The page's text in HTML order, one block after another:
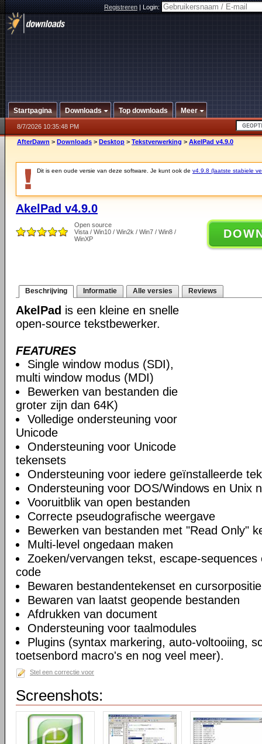
Registreren|Login:
Startpagina Downloads Top downloads Meer
8/7/2026 10:35:48 PM
AfterDawn > Downloads > Desktop > Tekstverwerking > AkelPad v4.9.0
Dit is een oude versie van deze software. Je kunt ook de v4.9.8 (laatste stabiele
AkelPad v4.9.0
Open source
Vista / Win10 / Win2k / Win7 / Win8 /
WinXP
Beschrijving Informatie Alle versies Reviews
AkelPad is een kleine en snelle
open-source tekstbewerker.
FEATURES
Single window modus (SDI),
multi window modus (MDI)
Bewerken van bestanden die
groter zijn dan 64K)
Volledige ondersteuning voor
Unicode
Ondersteuning voor Unicode
tekensets
Ondersteuning voor iedere geïnstalleerde
Ondersteuning voor DOS/Windows en Unix
Vooruitblik van open bestanden
Correcte pseudografische weergave
Bewerken van bestanden met "Read Only"
Multi-level ongedaan maken
Zoeken/vervangen tekst, escape-sequences
code
Bewaren bestandentekenset en cursorpositie
Bewaren van laatst geopende bestanden
Afdrukken van document
Ondersteuning voor taalmodules
Plugins (syntax markering, auto-voltooiing,
toetsenbord macro's en nog veel meer).
Stel een correctie voor
Screenshots: